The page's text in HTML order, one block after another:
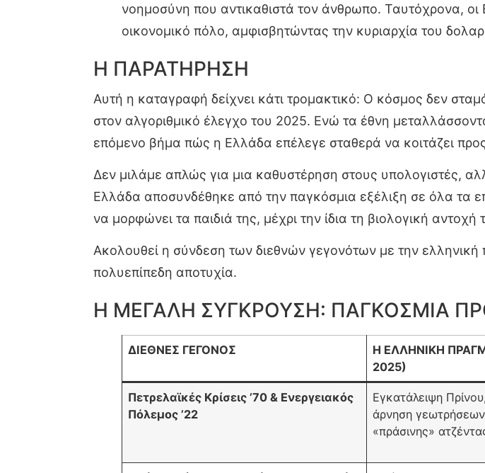
νοημοσύνη που αντικαθιστά τον άνθρωπο. Ταυτόχρονα, οι
οικονομικό πόλο, αμφισβητώντας την κυριαρχία του
Η ΠΑΡΑΤΗΡΗΣΗ
Αυτή η καταγραφή δείχνει κάτι τρομακτικό: Ο κόσμος δεν
στον αλγοριθμικό έλεγχο του 2025. Ενώ τα έθνη
επόμενο βήμα πώς η Ελλάδα επέλεγε σταθερά να κοιτάζει
Δεν μιλάμε απλώς για μια καθυστέρηση στους υπολογιστές,
Ελλάδα αποσυνδέθηκε από την παγκόσμια εξέλιξη σε όλα τα
να μορφώνει τα παιδιά της, μέχρι την ίδια τη βιολογική
Ακολουθεί η σύνδεση των διεθνών γεγονότων με την
πολυεπίπεδη αποτυχία.
Η ΜΕΓΑΛΗ ΣΥΓΚΡΟΥΣΗ: ΠΑΓΚΟΣΜΙΑ
ΔΙΕΘΝΕΣ ΓΕΓΟΝΟΣ
Η ΕΛΛΗΝΙΚΗ
2025)
Πετρελαϊκές Κρίσεις ’70 & Ενεργειακός
Πόλεμος ’22
Εγκατάλειψη
άρνηση γεωτρήσεων
«πράσινης»